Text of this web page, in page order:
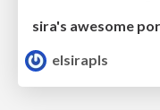
elsirapls